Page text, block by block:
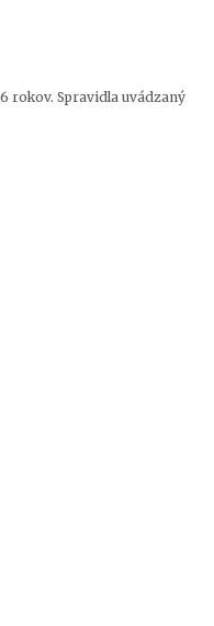
rokov. Spravidla uvádzaný